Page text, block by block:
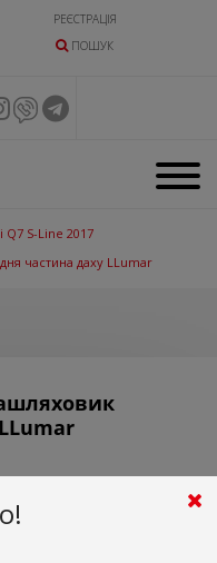
РЕЄСТРАЦІЯ
ПОШУК
Q7 S-Line 2017
частина даху LLumar